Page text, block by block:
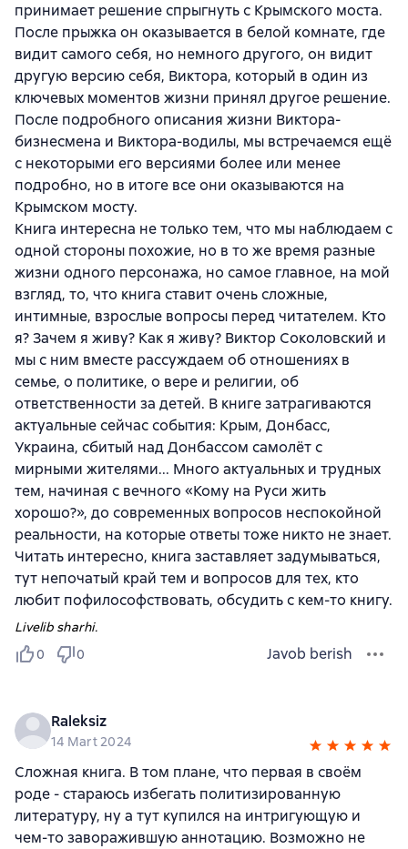
принимает решение спрыгнуть с Крымского моста.
После прыжка он оказывается в белой комнате, где
видит самого себя, но немного другого, он видит
другую версию себя, Виктора, который в один из
ключевых моментов жизни принял другое решение.
После подробного описания жизни Виктора-
бизнесмена и Виктора-водилы, мы встречаемся ещё
с некоторыми его версиями более или менее
подробно, но в итоге все они оказываются на
Крымском мосту.
Книга интересна не только тем, что мы наблюдаем с
одной стороны похожие, но в то же время разные
жизни одного персонажа, но самое главное, на мой
взгляд, то, что книга ставит очень сложные,
интимные, взрослые вопросы перед читателем. Кто
я? Зачем я живу? Как я живу? Виктор Соколовский и
мы с ним вместе рассуждаем об отношениях в
семье, о политике, о вере и религии, об
ответственности за детей. В книге затрагиваются
актуальные сейчас события: Крым, Донбасс,
Украина, сбитый над Донбассом самолёт с
мирными жителями... Много актуальных и трудных
тем, начиная с вечного «Кому на Руси жить
хорошо?», до современных вопросов неспокойной
реальности, на которые ответы тоже никто не знает.
Читать интересно, книга заставляет задумываться,
тут непочатый край тем и вопросов для тех, кто
любит пофилософствовать, обсудить с кем-то книгу.
Livelib sharhi.
0
0 Javob berish
Raleksiz
14 Mart 2024
Сложная книга. В том плане, что первая в своём
роде - стараюсь избегать политизированную
литературу, ну а тут купился на интригующую и
чем-то заворажившую аннотацию. Возможно не